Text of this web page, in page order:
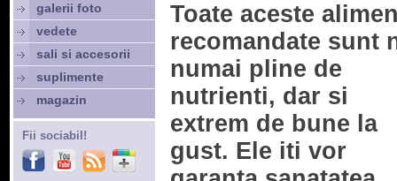
Toate aceste
recomandate sunt
numai pline de
nutrienti, dar si
extrem de bune la
gust. Ele iti vor
galerii foto
vedete
sali si accesorii
suplimente
magazin
Fii sociabil!